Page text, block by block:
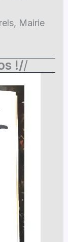
Mairie
!//